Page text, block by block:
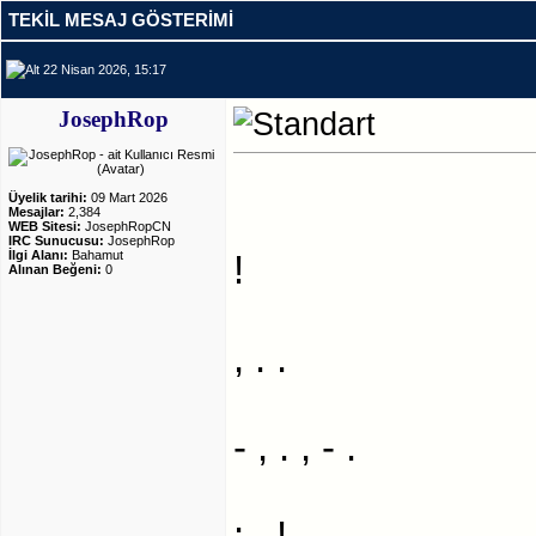
TEKIL MESAJ GÖSTERIMI
22 Nisan 2026, 15:17
JosephRop
Üyelik tarihi: 09 Mart 2026
Mesajlar: 2,384
WEB Sitesi: JosephRopCN
IRC Sunucusu: JosephRop
İlgi Alanı: Bahamut
Alınan Beğeni: 0 !
, . .
- , . , - .